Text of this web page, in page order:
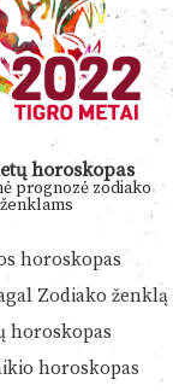
horoskopas
prognozė zodiako
ženklams
horoskopas
Zodiako ženklą
horoskopas
horoskopas